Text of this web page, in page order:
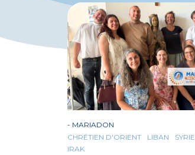
- MARIADON
CHRÉTIEN D'ORIENT
LIBAN
SYRIE
IRAK